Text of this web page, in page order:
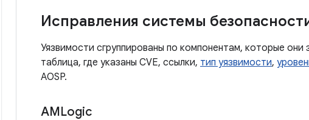
Исправления системы
Уязвимости сгруппированы по компонентам, которые
таблица, где указаны CVE, ссылки, тип уязвимости,
AOSP.
AMLogic